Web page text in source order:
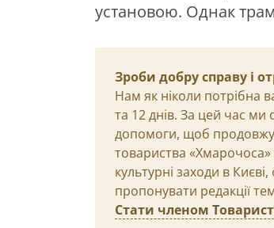
установою. Однак
Зроби добру справу і
Нам як ніколи потрібна
та 12 днів. За цей час
допомоги, щоб
товариства «Хмарочоса»
культурні заходи в
пропонувати редакції
Стати членом